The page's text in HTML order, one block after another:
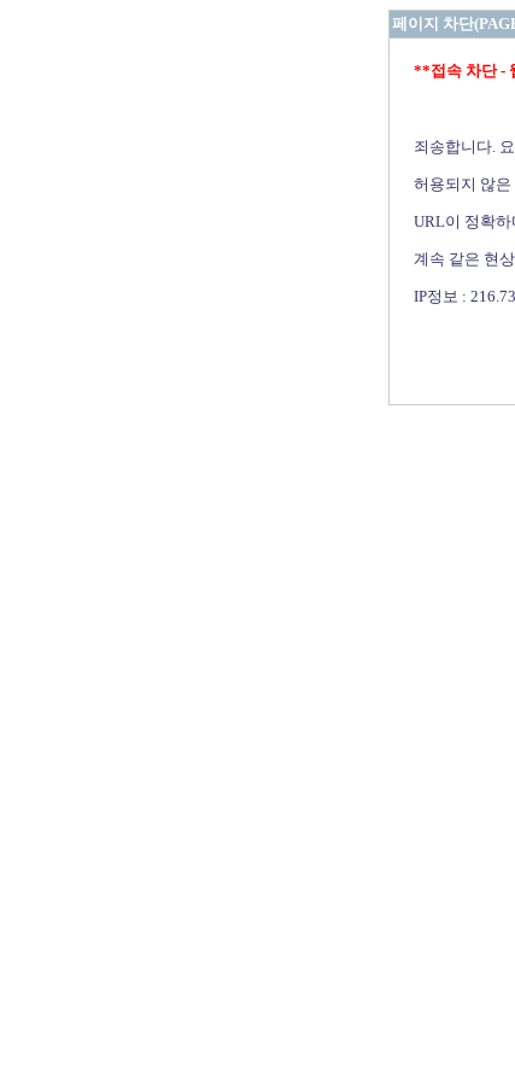
페이지 차단
**접속 차단 -
죄송합니다.
허용되지 않
URL이 정확
계속 같은 현
IP정보 :